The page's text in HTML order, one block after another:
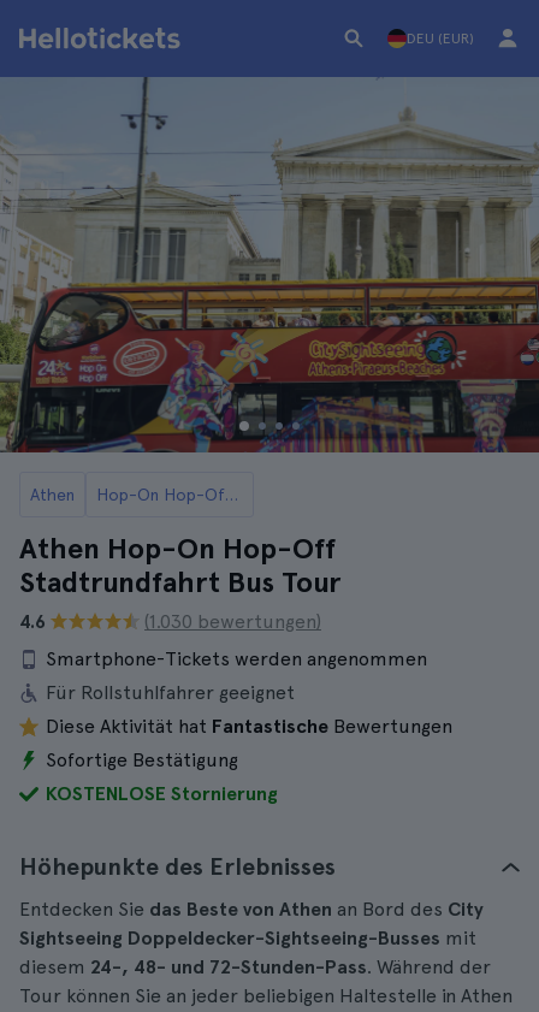
DEU (EUR)
Athen Hop-On Hop-Off Athens Busse
Athen Hop-On Hop-Off
Stadtrundfahrt Bus Tour
4.6
(1.030 bewertungen)
Smartphone-Tickets werden angenommen
Für Rollstuhlfahrer geeignet
Diese Aktivität hat Fantastische Bewertungen
Sofortige Bestätigung
KOSTENLOSE Stornierung
Höhepunkte des Erlebnisses
Entdecken Sie das Beste von Athen an Bord des City
Sightseeing Doppeldecker-Sightseeing-Busses mit
diesem 24-, 48- und 72-Stunden-Pass. Während der
Tour können Sie an jeder beliebigen Haltestelle in Athen